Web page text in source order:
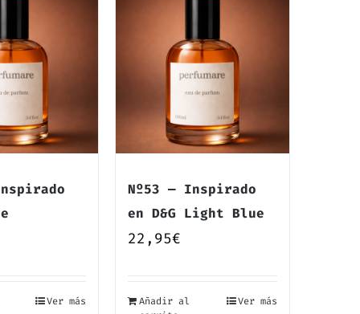
Ver más
Nº53 — Inspirado
en D&G Light Blue
22,95€
Añadir al
Ver más